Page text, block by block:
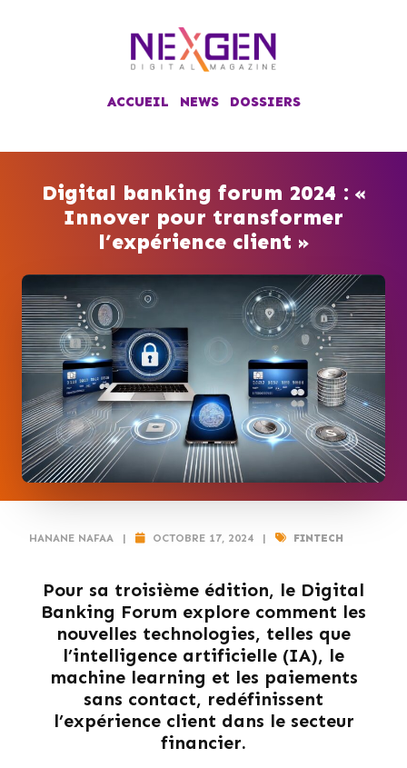
ACCUEIL NEWS DOSSIERS
Digital banking forum 2024 : «
Innover pour transformer
l’expérience client »
HANANE NAFAA | OCTOBRE 17, 2024 | FINTECH
Pour sa troisième édition, le Digital
Banking Forum explore comment les
nouvelles technologies, telles que
l’intelligence artificielle (IA), le
machine learning et les paiements
sans contact, redéfinissent
l’expérience client dans le secteur
financier.